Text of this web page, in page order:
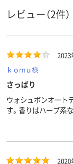
レビュー（2件）
2023
ｋｏｍｕ様
さっぱり
ウォシュボンオート
す。香りはハーブ系
ところ男性社員さ
2020